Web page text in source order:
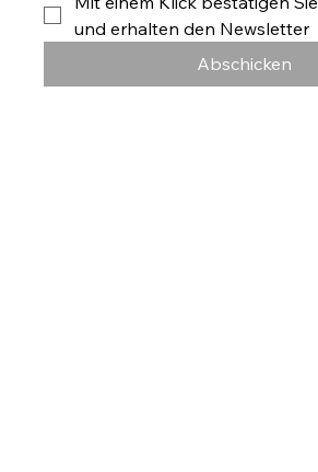
und erhalten den Newsletter
Abschicken